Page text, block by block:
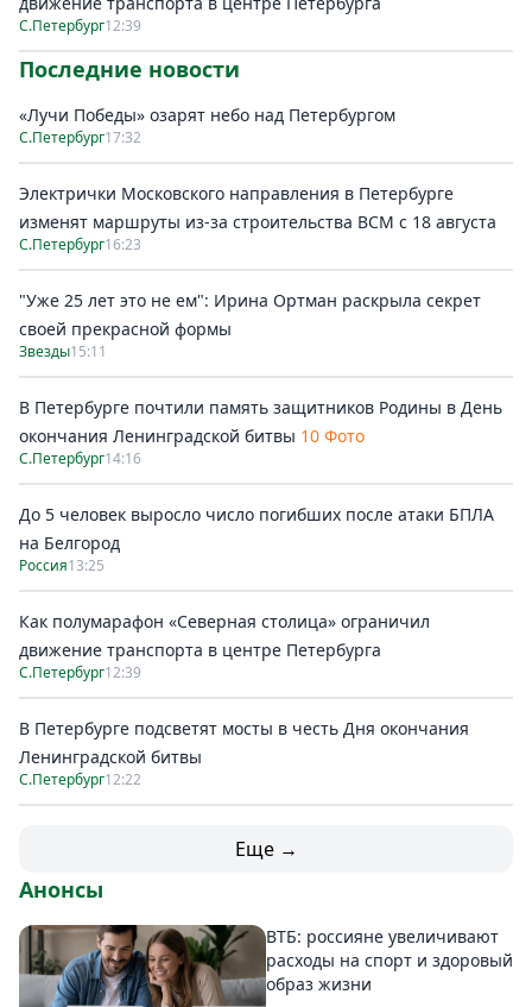
С.Петербург12:39
Последние новости
«Лучи Победы» озарят небо над Петербургом
С.Петербург17:32
Электрички Московского направления в Петербурге
изменят маршруты из-за строительства ВСМ с 18 августа
С.Петербург16:23
"Уже 25 лет это не ем": Ирина Ортман раскрыла секрет
своей прекрасной формы
Звезды15:11
В Петербурге почтили память защитников Родины в День
окончания Ленинградской битвы 10 Фото
С.Петербург14:16
До 5 человек выросло число погибших после атаки БПЛА
на Белгород
Россия13:25
Как полумарафон «Северная столица» ограничил
движение транспорта в центре Петербурга
С.Петербург12:39
В Петербурге подсветят мосты в честь Дня окончания
Ленинградской битвы
С.Петербург12:22
Еще →
Анонсы
ВТБ: россияне увеличивают
расходы на спорт и здоровый
образ жизни